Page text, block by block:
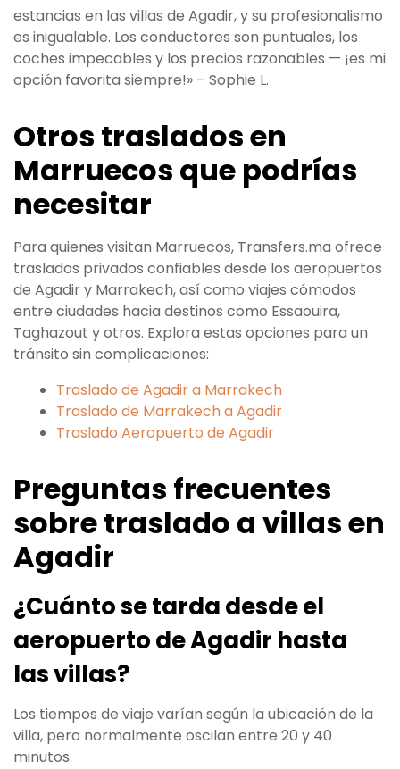
estancias en las villas de Agadir, y su profesionalismo
es inigualable. Los conductores son puntuales, los
coches impecables y los precios razonables — ¡es mi
opción favorita siempre!» – Sophie L.
Otros traslados en
Marruecos que podrías
necesitar
Para quienes visitan Marruecos, Transfers.ma ofrece
traslados privados confiables desde los aeropuertos
de Agadir y Marrakech, así como viajes cómodos
entre ciudades hacia destinos como Essaouira,
Taghazout y otros. Explora estas opciones para un
tránsito sin complicaciones:
Traslado de Agadir a Marrakech
Traslado de Marrakech a Agadir
Traslado Aeropuerto de Agadir
Preguntas frecuentes
sobre traslado a villas en
Agadir
¿Cuánto se tarda desde el
aeropuerto de Agadir hasta
las villas?
Los tiempos de viaje varían según la ubicación de la
villa, pero normalmente oscilan entre 20 y 40
minutos.